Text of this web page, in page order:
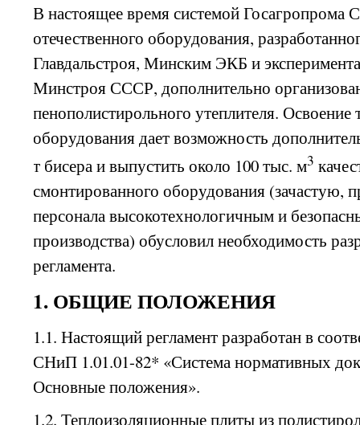
В настоящее время системой Госагропрома
отечественного оборудования,
Главдальстроя, Минским ЭКБ и
Минстроя СССР, дополнительно
пенополистирольного утеплителя. Освоение
оборудования дает возможность
т бисера и выпустить около 100 тыс. м3
смонтированного оборудования (зачастую,
персонала высокотехнологичным и
производства) обусловил необходимость
регламента.
1. ОБЩИЕ ПОЛОЖЕНИЯ
1.1. Настоящий регламент разработан в
СНиП 1.01.01-82* «Система нормативных
Основные положения».
1.2. Теплоизоляционные плиты из